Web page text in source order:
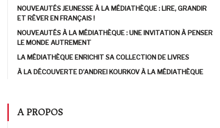
NOUVEAUTÉS JEUNESSE À LA MÉDIATHÈQUE : LIRE, GRANDIR
ET RÊVER EN FRANÇAIS !
NOUVEAUTÉS À LA MÉDIATHÈQUE : UNE INVITATION À PENSER
LE MONDE AUTREMENT
LA MÉDIATHÈQUE ENRICHIT SA COLLECTION DE LIVRES
À LA DÉCOUVERTE D’ANDREI KOURKOV À LA MÉDIATHÈQUE
A PROPOS